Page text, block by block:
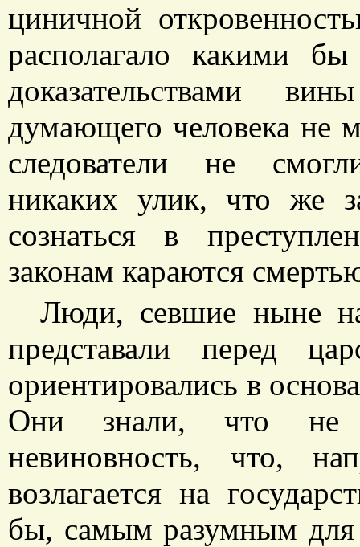
циничной
располагало какими
доказательствами
думающего человека не
следователи не
никаких улик, что же
сознаться в
законам караются
Люди, севшие ныне
представали перед
ориентировались в
Они знали, что не
невиновность, что,
возлагается на
бы, самым разумным